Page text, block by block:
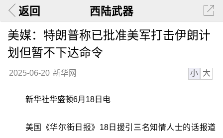
返回 西陆武器
美媒：特朗普称已批准美军打击伊朗计
划但暂不下达命令
2025-06-20 新华网 小 大
新华社华盛顿6月18日电
美国《华尔街日报》18日援引三名知情人士的话报道